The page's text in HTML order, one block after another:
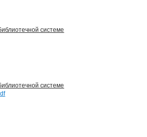
системе
системе